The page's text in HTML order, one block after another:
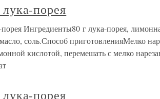
порея
Ингредиенты80 г лука-порея,
соль.Способ приготовленияМелко
кислотой, перемешать с мелко
порея